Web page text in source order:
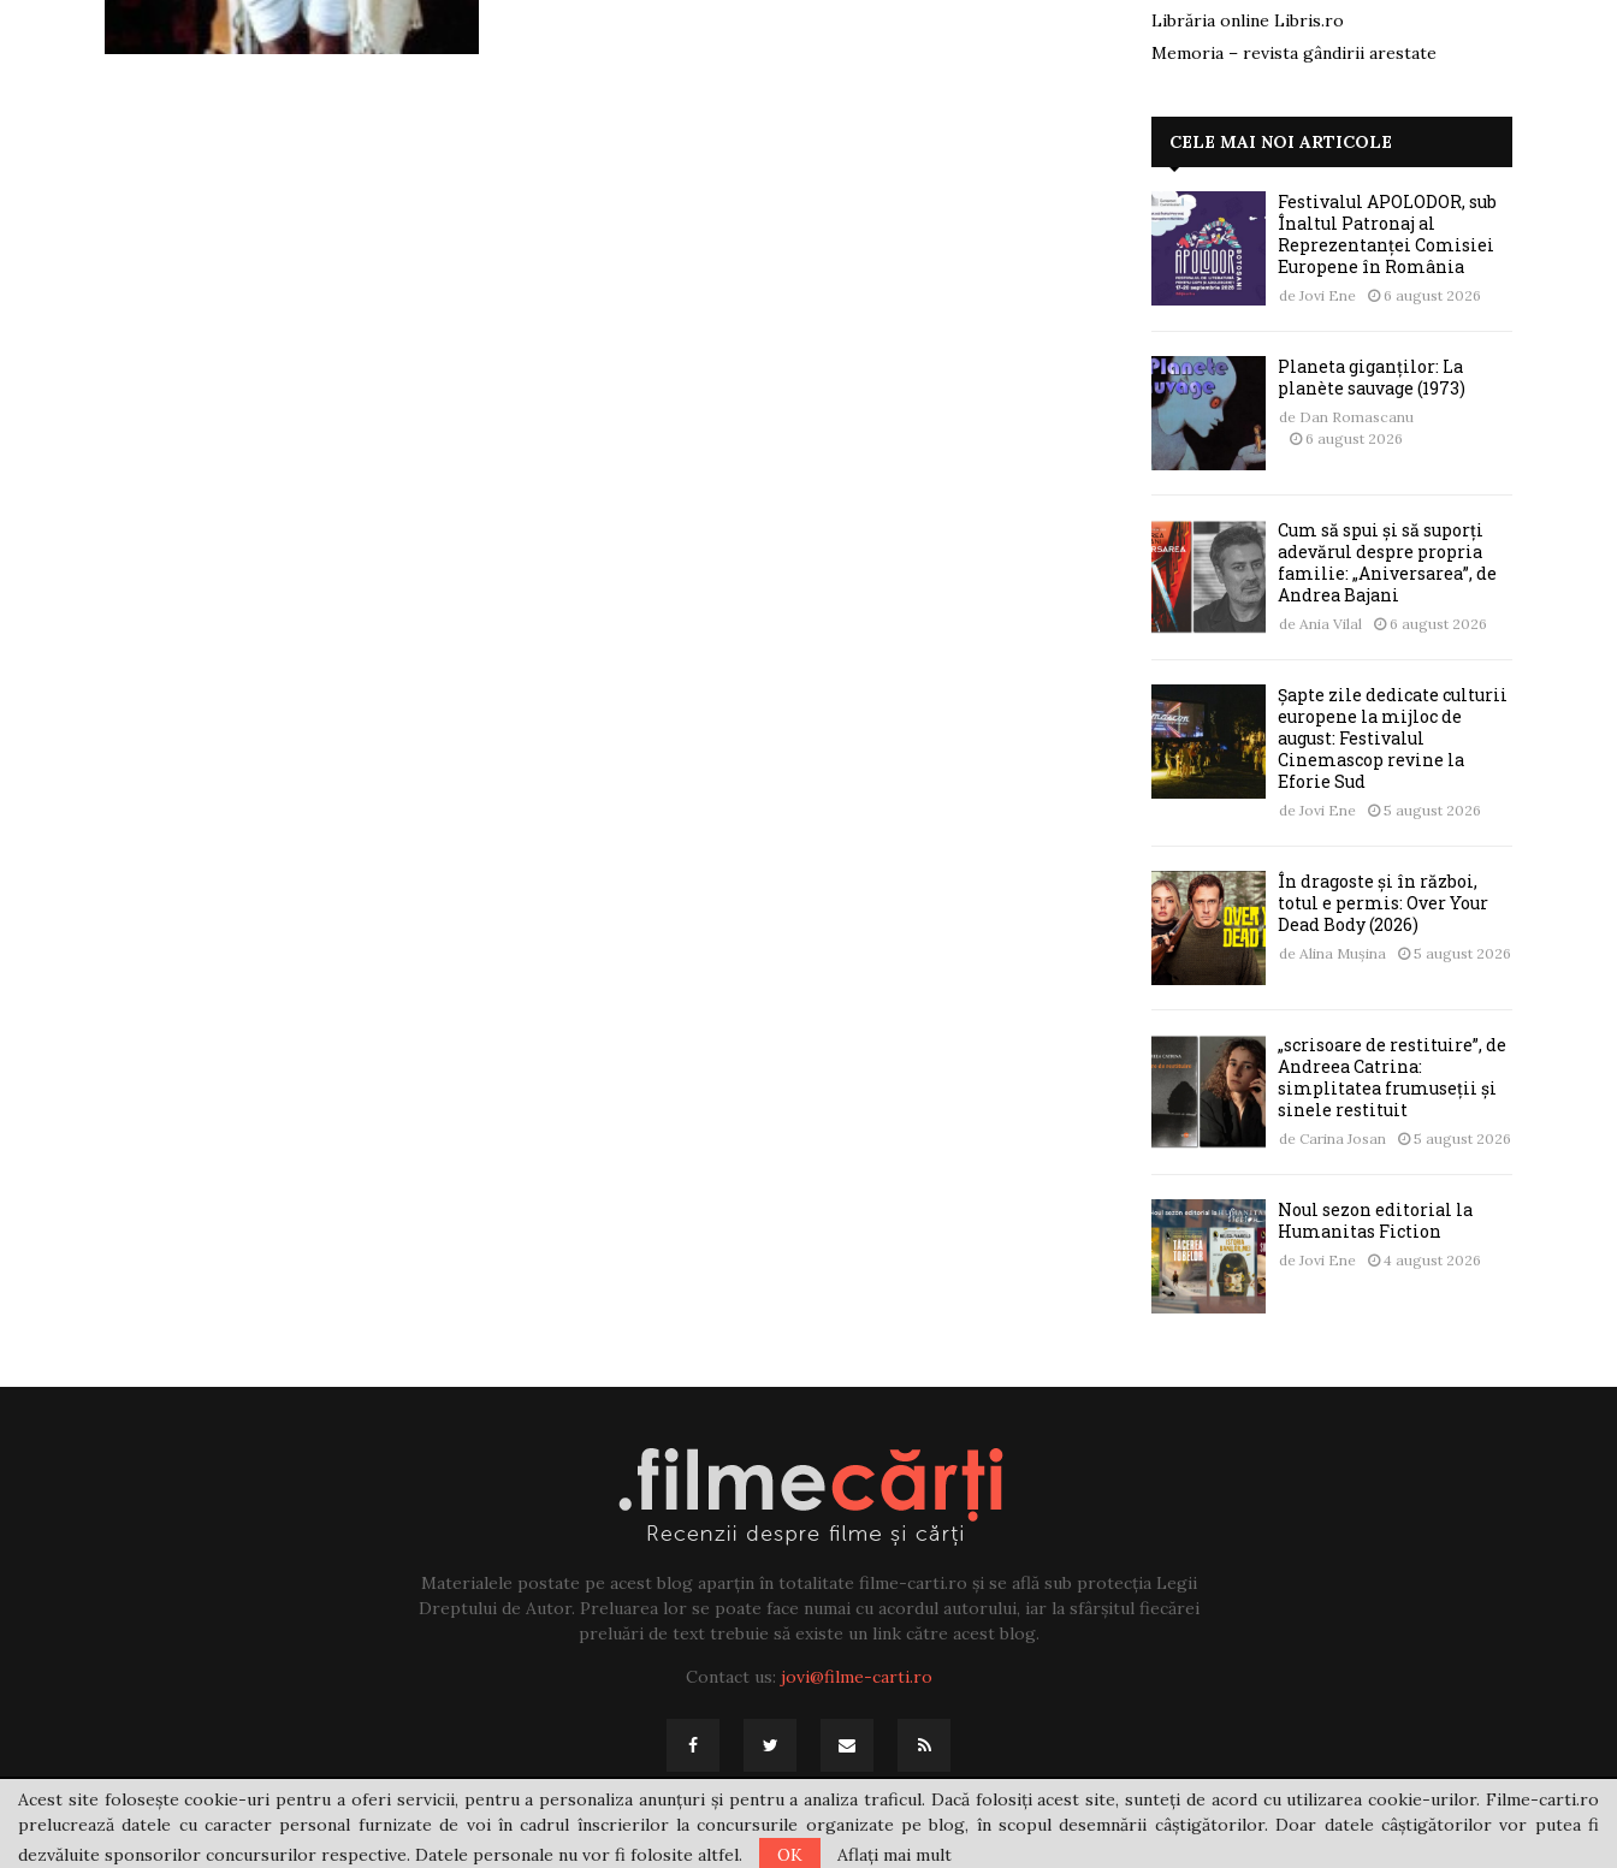
Librăria online Libris.ro
Memoria – revista gândirii arestate
CELE MAI NOI ARTICOLE
Festivalul APOLODOR, sub
Înaltul Patronaj al
Reprezentanței Comisiei
Europene în România
de Jovi Ene 6 august 2026
Planeta giganților: La
planète sauvage (1973)
de Dan Romascanu
6 august 2026
Cum să spui și să suporți
adevărul despre propria
familie: „Aniversarea”, de
Andrea Bajani
de Ania Vilal 6 august 2026
Șapte zile dedicate culturii
europene la mijloc de
august: Festivalul
Cinemascop revine la
Eforie Sud
de Jovi Ene 5 august 2026
În dragoste și în război,
totul e permis: Over Your
Dead Body (2026)
de Alina Mușina 5 august 2026
„scrisoare de restituire”, de
Andreea Catrina:
simplitatea frumuseții și
sinele restituit
de Carina Josan 5 august 2026
Noul sezon editorial la
Humanitas Fiction
de Jovi Ene 4 august 2026
Materialele postate pe acest blog aparțin în totalitate filme-carti.ro și se află sub protecția Legii
Dreptului de Autor. Preluarea lor se poate face numai cu acordul autorului, iar la sfârșitul fiecărei
preluări de text trebuie să existe un link către acest blog.
Contact us: jovi@filme-carti.ro
@2021 - filme-carti.ro
Acest site folosește cookie-uri pentru a oferi servicii, pentru a personaliza anunțuri și pentru a analiza traficul. Dacă folosiți acest site, sunteți de acord cu utilizarea cookie-urilor. Filme-carti.ro
prelucrează datele cu caracter personal furnizate de voi în cadrul înscrierilor la concursurile organizate pe blog, în scopul desemnării câștigătorilor. Doar datele câștigătorilor vor putea fi
dezvăluite sponsorilor concursurilor respective. Datele personale nu vor fi folosite altfel.
OK Aflați mai mult